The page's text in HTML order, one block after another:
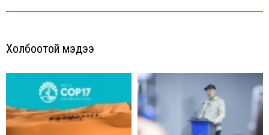
Холбоотой мэдээ